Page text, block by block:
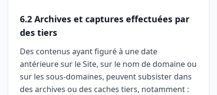
6.2 Archives et captures effectuées par
des tiers
Des contenus ayant figuré à une date
antérieure sur le Site, sur le nom de domaine ou
sur les sous-domaines, peuvent subsister dans
des archives ou des caches tiers, notamment :